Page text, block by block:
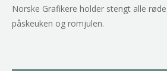
Norske Grafikere holder stengt alle
påskeuken og romjulen.